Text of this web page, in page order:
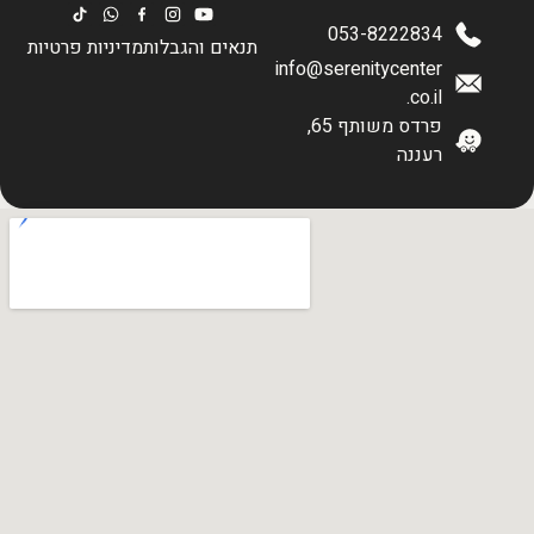
053-8222834
info@serenitycenter
.co.il
פרדס משותף 65,
רעננה
תנאים והגבלותמדיניות פרטיות